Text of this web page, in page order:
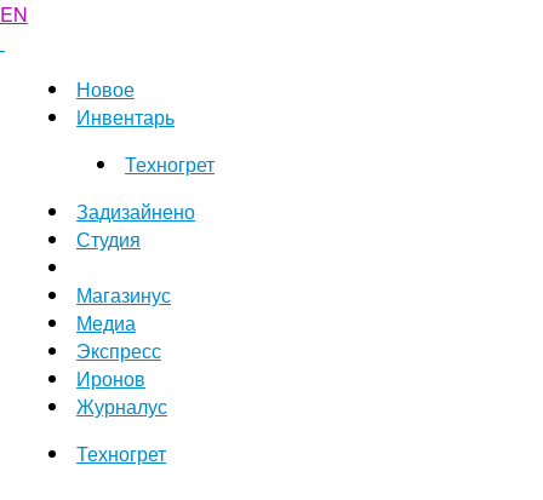
EN
Новое
Инвентарь
Техногрет
Задизайнено
Студия
Магазинус
Медиа
Экспресс
Иронов
Журналус
Техногрет